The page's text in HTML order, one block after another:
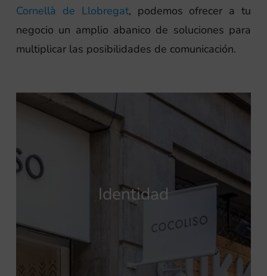
Cornellà de Llobregat, podemos ofrecer a tu
negocio un amplio abanico de soluciones para
multiplicar las posibilidades de comunicación.
Identidad